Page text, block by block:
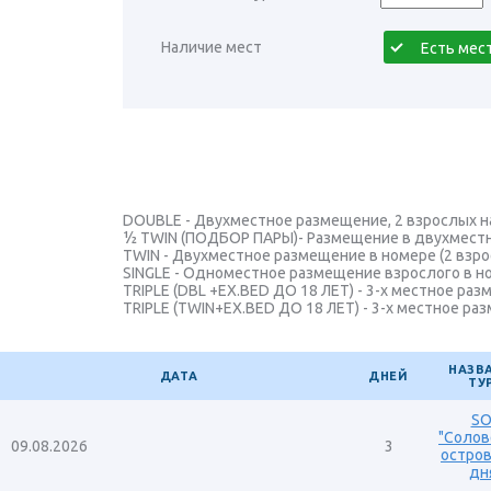
Россия. Золотое Кольцо
Россия. Коломна, Рязань, Тула, Калуга
Россия. Круизы речные. Круизы по
Россия. Мурманск
Россия. Приморский Край и Владивосток
Россия. Сахалин и Курилы
Россия. Сочи. Абхазия. Краснодарский
Россия. Экскурсионные туры с выбором
Наличие мест
DOUBLE - Двухместное размещение, 2 взрослых
½ TWIN (ПОДБОР ПАРЫ)- Размещение в
TWIN - Двухместное размещение в номере (2
SINGLE - Одноместное размещение взрослого в
TRIPLE (DBL +EX.BED ДО 18 ЛЕТ) - 3-х местное
TRIPLE (TWIN+EX.BED ДО 18 ЛЕТ) - 3-х местное
ДАТА ДНЕЙ
09.08.2026 3